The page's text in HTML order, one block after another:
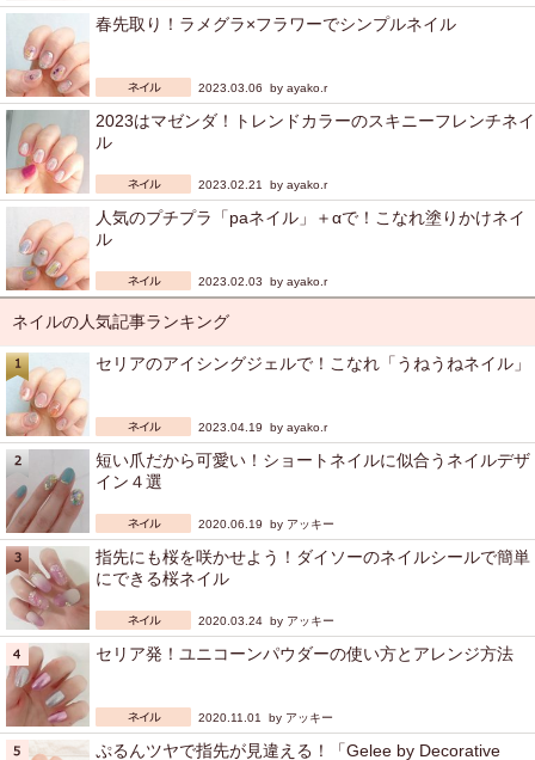
春先取り！ラメグラ×フラワーでシンプルネイル
2023.03.06 by ayako.r
2023はマゼンダ！トレンドカラーのスキニーフレンチネイ
ル
2023.02.21 by ayako.r
人気のプチプラ「paネイル」＋αで！こなれ塗りかけネイ
ル
2023.02.03 by ayako.r
ネイルの人気記事ランキング
セリアのアイシングジェルで！こなれ「うねうねネイル」
2023.04.19 by ayako.r
短い爪だから可愛い！ショートネイルに似合うネイルデザ
イン４選
2020.06.19 by アッキー
指先にも桜を咲かせよう！ダイソーのネイルシールで簡単
にできる桜ネイル
2020.03.24 by アッキー
セリア発！ユニコーンパウダーの使い方とアレンジ方法
2020.11.01 by アッキー
ぷるんツヤで指先が見違える！「Gelee by Decorative